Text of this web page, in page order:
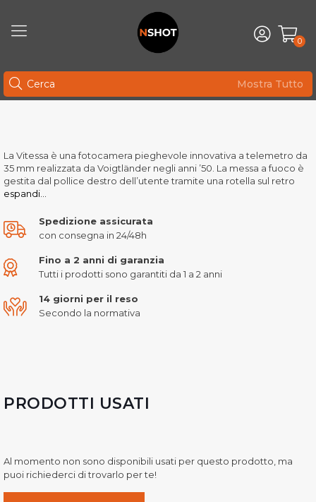
0
Mostra Tutto
La Vitessa è una fotocamera pieghevole innovativa a telemetro da
35 mm realizzata da Voigtländer negli anni ’50. La messa a fuoco è
gestita dal pollice destro dell’utente tramite una rotella sul retro
espandi...
Spedizione assicurata
con consegna in 24/48h
Fino a 2 anni di garanzia
Tutti i prodotti sono garantiti da 1 a 2 anni
14 giorni per il reso
Secondo la normativa
PRODOTTI USATI
Al momento non sono disponibili usati per questo prodotto, ma
puoi richiederci di trovarlo per te!